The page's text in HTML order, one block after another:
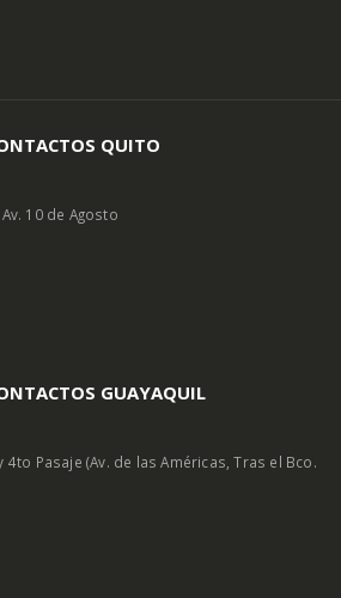
QUITO
10 de Agosto
GUAYAQUIL
4to Pasaje (Av. de las Américas, Tras el Bco.